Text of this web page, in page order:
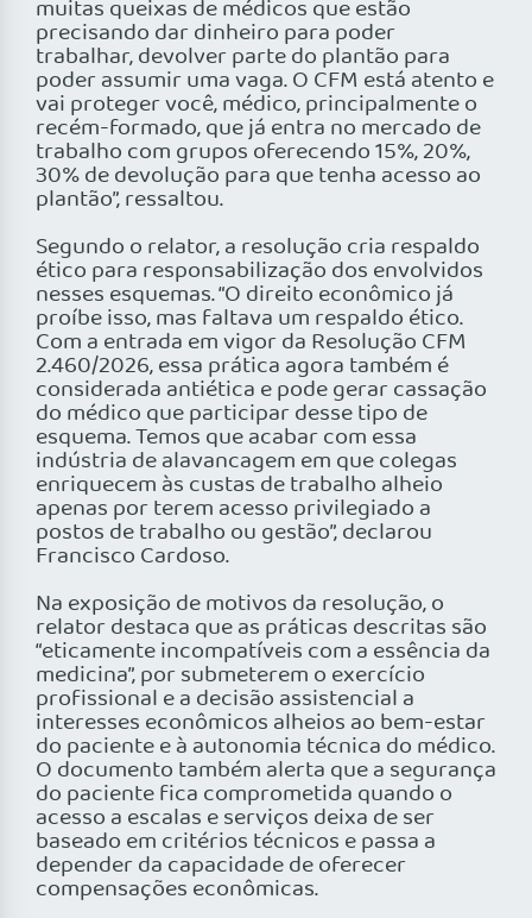
muitas queixas de médicos que estão
precisando dar dinheiro para poder
trabalhar, devolver parte do plantão para
poder assumir uma vaga. O CFM está atento e
vai proteger você, médico, principalmente o
recém-formado, que já entra no mercado de
trabalho com grupos oferecendo 15%, 20%,
30% de devolução para que tenha acesso ao
plantão”, ressaltou.
Segundo o relator, a resolução cria respaldo
ético para responsabilização dos envolvidos
nesses esquemas. “O direito econômico já
proíbe isso, mas faltava um respaldo ético.
Com a entrada em vigor da Resolução CFM
2.460/2026, essa prática agora também é
considerada antiética e pode gerar cassação
do médico que participar desse tipo de
esquema. Temos que acabar com essa
indústria de alavancagem em que colegas
enriquecem às custas de trabalho alheio
apenas por terem acesso privilegiado a
postos de trabalho ou gestão”, declarou
Francisco Cardoso.
Na exposição de motivos da resolução, o
relator destaca que as práticas descritas são
“eticamente incompatíveis com a essência da
medicina”, por submeterem o exercício
profissional e a decisão assistencial a
interesses econômicos alheios ao bem-estar
do paciente e à autonomia técnica do médico.
O documento também alerta que a segurança
do paciente fica comprometida quando o
acesso a escalas e serviços deixa de ser
baseado em critérios técnicos e passa a
depender da capacidade de oferecer
compensações econômicas.